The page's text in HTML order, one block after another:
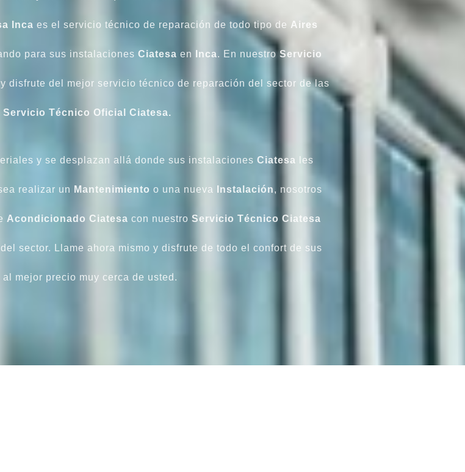
Inca es el servicio técnico de reparación de todo tipo de Aires
para sus instalaciones Ciatesa en Inca. En nuestro Servicio
disfrute del mejor servicio técnico de reparación del sector de las
Servicio Técnico Oficial Ciatesa.
y se desplazan allá donde sus instalaciones Ciatesa les
realizar un Mantenimiento o una nueva Instalación, nosotros
Acondicionado Ciatesa con nuestro Servicio Técnico Ciatesa
sector. Llame ahora mismo y disfrute de todo el confort de sus
al mejor precio muy cerca de usted.